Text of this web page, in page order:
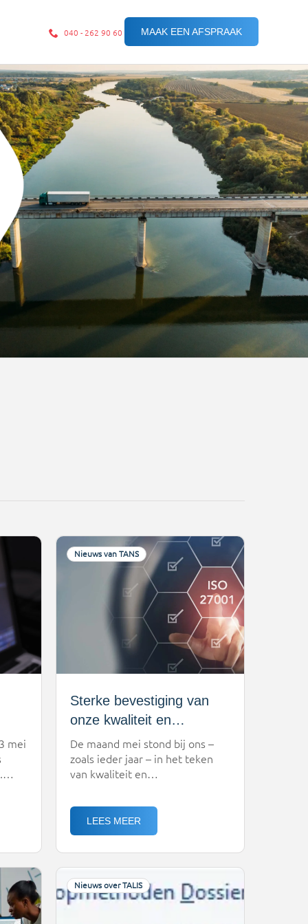
040 - 262 90 60 MAAK EEN AFSPRAAK
mei
de
Nieuws van TANS
Sterke bevestiging van
onze kwaliteit en
veiligheid: ISO 27001
audit en pentesten
succesvol afgerond
De maand mei stond bij ons –
zoals ieder jaar – in het teken
van kwaliteit en
kunnen we delen dat we
opnieuw een belangrijke
mijlpaal hebben bereikt: de
externe ISO 27001-audit door
DNV is succesvol afgerond, én
ook de jaarlijkse pentesten laten
een duidelijke verbetering zien.
LEES MEER
Nieuws over TALIS